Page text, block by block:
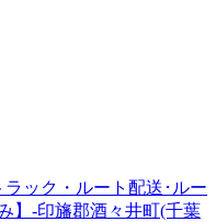
ック・ルート配送･ルー
】-印旛郡酒々井町(千葉